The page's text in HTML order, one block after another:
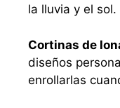
la lluvia y el
Cortinas de
diseños
enrollarlas